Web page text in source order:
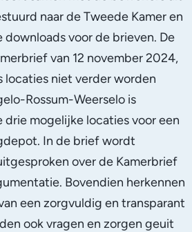
naar de Tweede Kamer en
downloads voor de brieven. De
van 12 november 2024,
locaties niet verder worden
Rossum-Weerselo is
drie mogelijke locaties voor een
In de brief wordt
over de Kamerbrief
Bovendien herkennen
een zorgvuldig en transparant
ook vragen en zorgen geuit